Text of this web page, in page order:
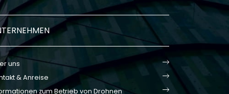
uns
& Anreise
zum Betrieb von Drohnen